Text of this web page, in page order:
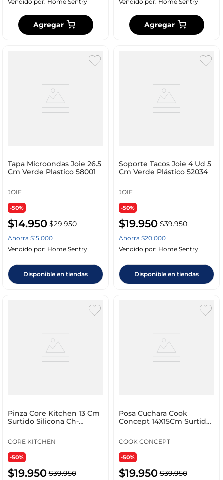
Vendido por: Home Sentry
Agregar
Vendido por: Home Sentry
Agregar
Tapa Microondas Joie 26.5
Cm Verde Plastico 58001
JOIE
-50%
$14.950 $29.950
Ahorra $15.000
Vendido por: Home Sentry
Disponible en tiendas
Soporte Tacos Joie 4 Ud 5
Cm Verde Plástico 52034
JOIE
-50%
$19.950 $39.950
Ahorra $20.000
Vendido por: Home Sentry
Disponible en tiendas
Pinza Core Kitchen 13 Cm
Surtido Silicona Ch-
CORE KITCHEN
-50%
$19.950 $39.950
Posa Cuchara Cook
Concept 14X15Cm Surtido
COOK CONCEPT
-50%
$19.950 $39.950